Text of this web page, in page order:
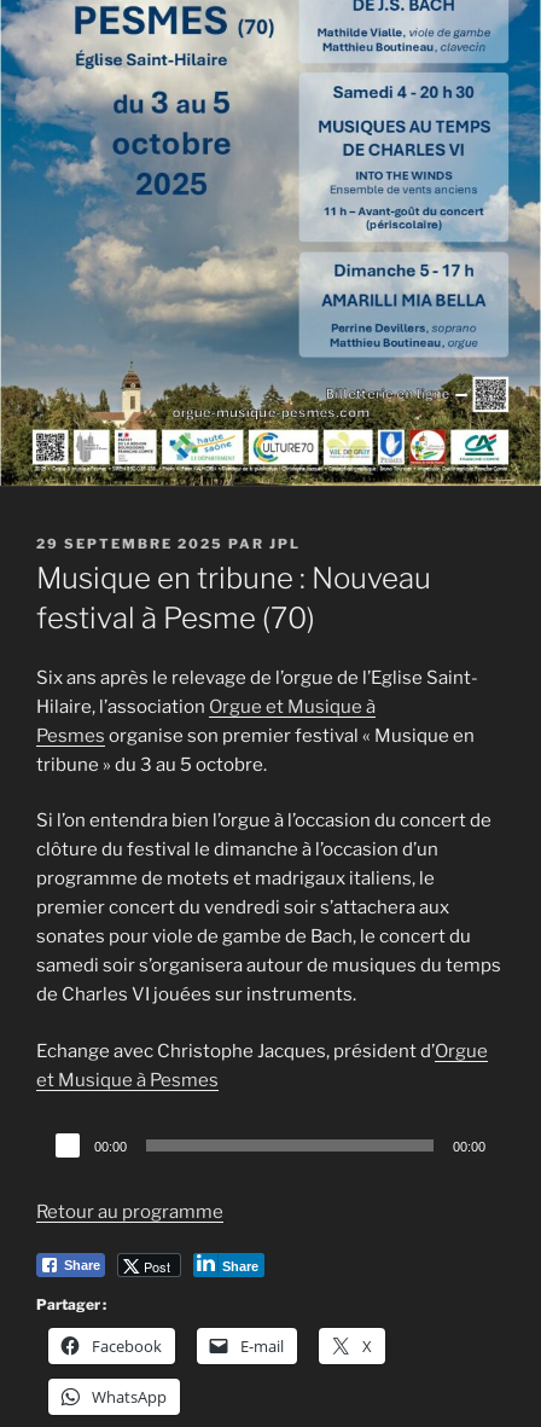
PUBLIÉ
LE
29 SEPTEMBRE 2025 PAR JPL
Musique en tribune : Nouveau
festival à Pesme (70)
Six ans après le relevage de l’orgue de l’Eglise Saint-
Hilaire, l’association Orgue et Musique à
Pesmes organise son premier festival « Musique en
tribune » du 3 au 5 octobre.
Si l’on entendra bien l’orgue à l’occasion du concert de
clôture du festival le dimanche à l’occasion d’un
programme de motets et madrigaux italiens, le
premier concert du vendredi soir s’attachera aux
sonates pour viole de gambe de Bach, le concert du
samedi soir s’organisera autour de musiques du temps
de Charles VI jouées sur instruments.
Echange avec Christophe Jacques, président d’Orgue
et Musique à Pesmes
Lecteur
audio
00:00 00:00
Retour au programme
Share Post Share
Partager :
Facebook E-mail X
WhatsApp